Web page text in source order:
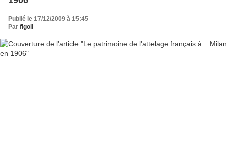
Publié le 17/12/2009 à 15:45
Par figoli